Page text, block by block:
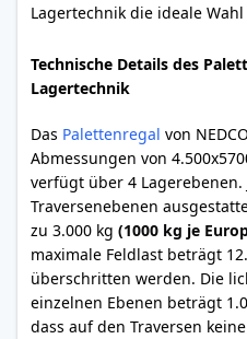
Lagertechnik die ideale
Technische Details des
Lagertechnik
Das Palettenregal von
Abmessungen von
verfügt über 4 Lagerebenen.
Traversenebenen
zu 3.000 kg (1000 kg je
maximale Feldlast beträgt
überschritten werden. Die
einzelnen Ebenen beträgt
dass auf den Traversen